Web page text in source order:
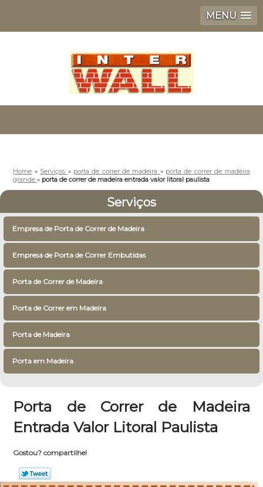
MENU
Home » Serviços » porta de correr de madeira » porta de correr de madeira
grande» porta de correr de madeira entrada valor litoral paulista
Serviços
Empresa de Porta de Correr de Madeira
Empresa de Porta de Correr Embutidas
Porta de Correr de Madeira
Porta de Correr em Madeira
Porta de Madeira
Porta em Madeira
Porta de Correr de Madeira
Entrada Valor Litoral Paulista
Gostou? compartilhe!